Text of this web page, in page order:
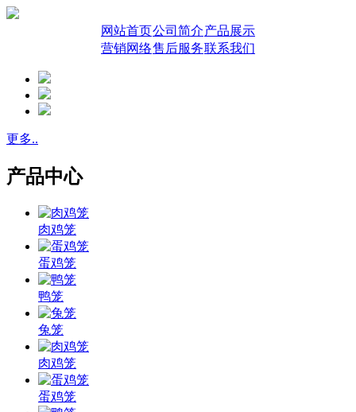
网站首页公司简介产品展示
营销网络售后服务联系我们
更多..
产品中心
肉鸡笼
蛋鸡笼
鸭笼
兔笼
肉鸡笼
蛋鸡笼